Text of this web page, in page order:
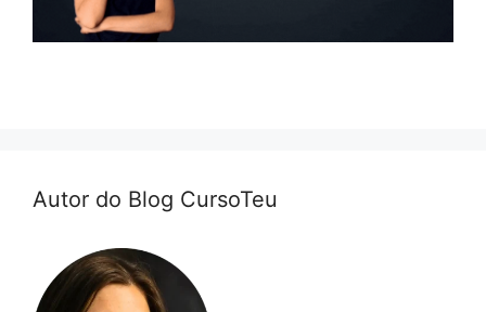
Autor do Blog CursoTeu